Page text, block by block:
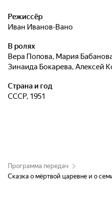
Режиссёр
Иван Иванов-Вано
В ролях
Вера Попова, Мария
Зинаида Бокарева, Алексей
Страна и год
СССР, 1951
Программа передач
Сказка о мёртвой царевне и о